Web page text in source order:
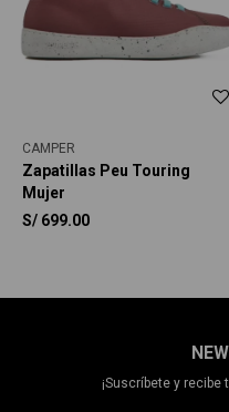
CAMPER
Zapatillas Peu Touring
Mujer
S/ 699.00
¡Suscríbete y